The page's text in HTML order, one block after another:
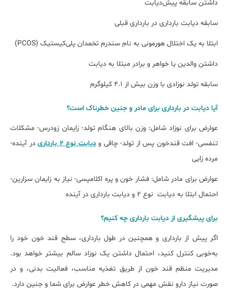
داشتن سابقه پیش‌دیابت
سابقه دیابت بارداری در بارداری قبلی
ابتلا به یک اختلال هورمونی به نام سندرم تخمدان پلی‌کیستیک (PCOS)
داشتن والدین یا خواهر و برادر مبتلا به دیابت
سابقه تولد نوزادی با وزن بیش از ۴.۱ کیلوگرم
آیا دیابت در بارداری برای مادر و جنین خطرناک است؟
عوارض برای نوزاد شامل: وزن بالای هنگام تولد- زایمان زودرس- مشکلات
تنفسی- افت قندخون پس از تولد- چاقی ودیابت نوع 2 بارداری
در آینده-
مرده زایی
عوارض برای مادر شامل: فشار خون و پره اکلامپسی- نیاز به زایمان سزارین-
احتمال ابتلا به دیابت نوع 2 و دیابت بارداری در آینده
برای پیشگیری از دیابت بارداری چه کنیم؟
اگر پیش از بارداری و همچنین در طول بارداری، سطح قند خون خود را
به‌خوبی کنترل کنید، احتمال داشتن یک نوزاد سالم بیشتر خواهد بود.
مدیریت منظم قند خون از طریق تغذیه مناسب، فعالیت بدنی، و در
صورت نیاز دارو نقش مهمی در کاهش خطر عوارض برای شما و جنین دارد.